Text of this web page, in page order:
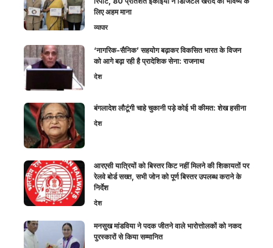
लिए अहम माना
व्यापार
‘नागरिक-सैनिक’ सहयोग बढ़ाकर विकसित भारत के विजन
को आगे बढ़ा रही है प्रादेशिक सेना: राजनाथ
देश
बंगलादेश लौटूंगी चाहे चुकानी पड़े कोई भी कीमत: शेख हसीना
देश
आरएसी यात्रियों को बिस्तर किट नहीं मिलने की शिकायतों पर
रेलवे बोर्ड सख्त, सभी जोन को पूर्ण बिस्तर उपलब्ध कराने के
निर्देश
देश
मनसुख मांडविया ने पदक जीतने वाले भारोत्तोलकों को नकद
पुरस्कारों से किया सम्मानित